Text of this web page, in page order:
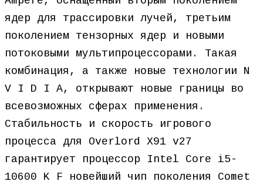
ядер для трассировки лучей, третьим
поколением тензорных ядер и новыми
потоковыми мультипроцессорами. Такая
комбинация, а также новые технологии N
V I D I A, открывают новые границы во
всевозможных сферах применения.
Стабильность и скорость игрового
процесса для Overlord X91 v27
гарантирует процессор Intel Core i5-
10600 K F новейший чип поколения Comet